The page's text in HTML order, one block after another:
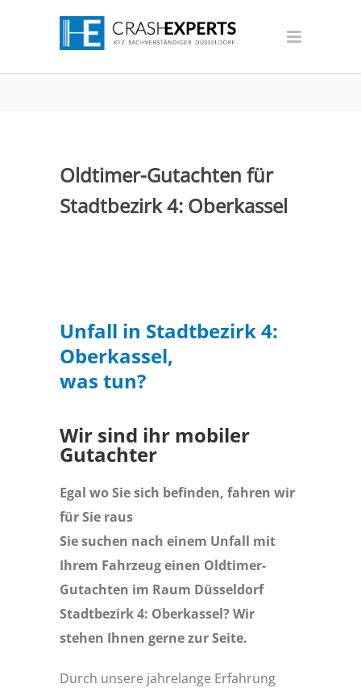
Oldtimer-Gutachten für
Stadtbezirk 4: Oberkassel
Unfall in Stadtbezirk 4:
Oberkassel,
was tun?
Wir sind ihr mobiler
Gutachter
Egal wo Sie sich befinden, fahren wir
für Sie raus
Sie suchen nach einem Unfall mit
Ihrem Fahrzeug einen Oldtimer-
Gutachten im Raum Düsseldorf
Stadtbezirk 4: Oberkassel? Wir
stehen Ihnen gerne zur Seite.
Durch unsere jahrelange Erfahrung